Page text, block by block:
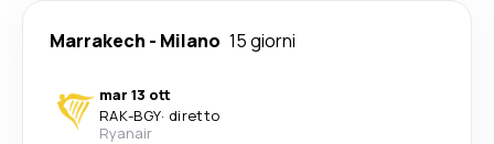
Marrakech - Milano 15 giorni
mar 13 ott
RAK-BGY· diretto
Ryanair